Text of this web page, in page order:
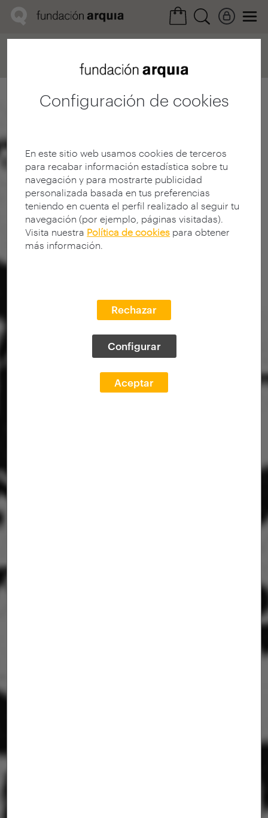
Configuración de cookies
En este sitio web usamos cookies de terceros
para recabar información estadística sobre tu
navegación y para mostrarte publicidad
personalizada basada en tus preferencias
teniendo en cuenta el perfil realizado al seguir tu
navegación (por ejemplo, páginas visitadas).
Visita nuestra Política de cookies para obtener
más información.
Rechazar
Configurar
Aceptar
Ficha realización